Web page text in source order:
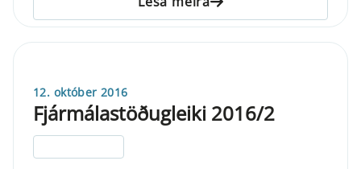
12. október 2016
Fjármálastöðugleiki 2016/2